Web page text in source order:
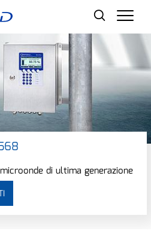
di ultima generazione